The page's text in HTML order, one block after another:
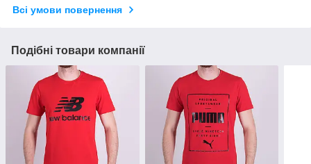
Всі умови повернення
Подібні товари компанії